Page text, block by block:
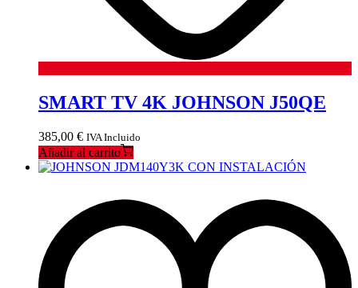
SMART TV 4K JOHNSON J50QE
385,00 € IVA Incluido
Añadir al carrito